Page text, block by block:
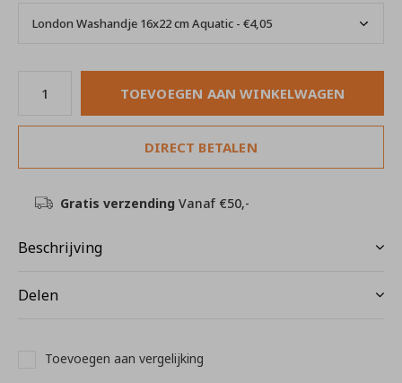
TOEVOEGEN AAN WINKELWAGEN
DIRECT BETALEN
Gratis verzending Vanaf €50,-
Beschrijving
Delen
Toevoegen aan vergelijking